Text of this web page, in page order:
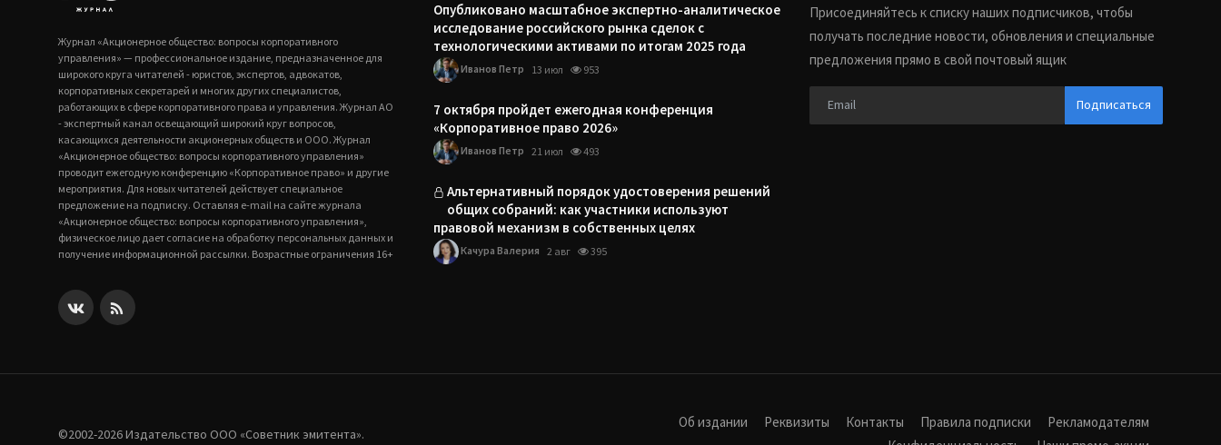
Журнал «Акционерное общество: вопросы корпоративного
управления» — профессиональное издание, предназначенное для
широкого круга читателей - юристов, экспертов, адвокатов,
корпоративных секретарей и многих других специалистов,
работающих в сфере корпоративного права и управления. Журнал АО
- экспертный канал освещающий широкий круг вопросов,
касающихся деятельности акционерных обществ и ООО. Журнал
«Акционерное общество: вопросы корпоративного управления»
проводит ежегодную конференцию «Корпоративное право» и другие
мероприятия. Для новых читателей действует специальное
предложение на подписку. Оставляя e-mail на сайте журнала
«Акционерное общество: вопросы корпоративного управления»,
физическое лицо дает согласие на обработку персональных данных и
получение информационной рассылки. Возрастные ограничения 16+
Опубликовано масштабное экспертно-аналитическое
исследование российского рынка сделок с
технологическими активами по итогам 2025 года
Иванов Петр 13 июл 953
7 октября пройдет ежегодная конференция
«Корпоративное право 2026»
Иванов Петр 21 июл 493
Альтернативный порядок удостоверения решений
общих собраний: как участники используют
правовой механизм в собственных целях
Качура Валерия 2 авг 395
Присоединяйтесь к списку наших подписчиков, чтобы
получать последние новости, обновления и специальные
предложения прямо в свой почтовый ящик
Подписаться
©2002-2026 Издательство ООО «‎Советник эмитента».
Об издании Реквизиты Контакты Правила подписки
Рекламодателям